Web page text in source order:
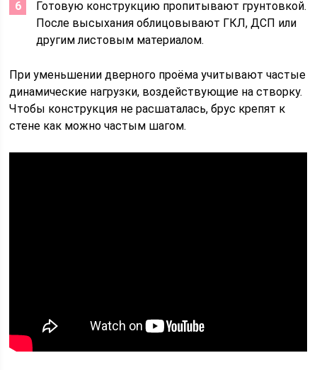
Готовую конструкцию пропитывают грунтовкой.
После высыхания облицовывают ГКЛ, ДСП или
другим листовым материалом.
При уменьшении дверного проёма учитывают частые
динамические нагрузки, воздействующие на створку.
Чтобы конструкция не расшаталась, брус крепят к
стене как можно частым шагом.